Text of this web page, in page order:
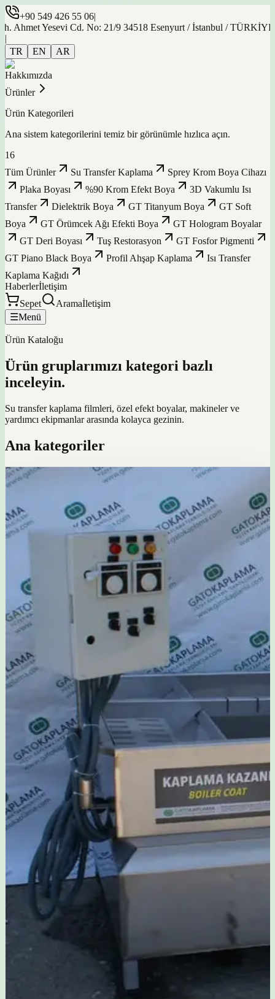
+90 549 426 55 06|
Yesevi Cd. No: 21/9 34518 Esenyurt / İstanbul / TÜRKİYE
|
TR
EN AR
Hakkımızda
Ürünler
Ürün Kategorileri
Ana sistem kategorilerini temiz bir görünümle hızlıca açın.
16
Tüm Ürünler
Su Transfer Kaplama
Sprey Krom Boya Cihazı
Plaka Boyası
%90 Krom Efekt Boya
3D Vakumlu Isı
Transfer
Dielektrik Boya GT Titanyum Boya
GT Soft
Boya
GT Örümcek Ağı Efekti Boya
GT Hologram Boyalar
GT Deri Boyası
Tuş Restorasyon
GT Fosfor Pigmenti
GT Piano Black Boya
Profil Ahşap Kaplama
Isı Transfer
Kaplama Kağıdı
Haberlerİletişim
Sepet
Aramaİletişim
☰Menü
Ürün Kataloğu
Ürün gruplarımızı kategori bazlı
inceleyin.
Su transfer kaplama filmleri, özel efekt boyalar, makineler ve
yardımcı ekipmanlar arasında kolayca gezinin.
Ana kategoriler